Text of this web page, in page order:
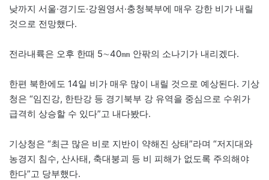
낮까지 서울·경기도·강원영서·충청북부에 매우 강한 비가 내릴
것으로 전망했다.
전라내륙은 오후 한때 5∼40㎜ 안팎의 소나기가 내리겠다.
한편 북한에도 14일 비가 매우 많이 내릴 것으로 예상된다. 기상
청은 “임진강, 한탄강 등 경기북부 강 유역을 중심으로 수위가
급격히 상승할 수 있다”고 내다봤다.
기상청은 “최근 많은 비로 지반이 약해진 상태”라며 “저지대와
농경지 침수, 산사태, 축대붕괴 등 비 피해가 없도록 주의해야
한다”고 당부했다.